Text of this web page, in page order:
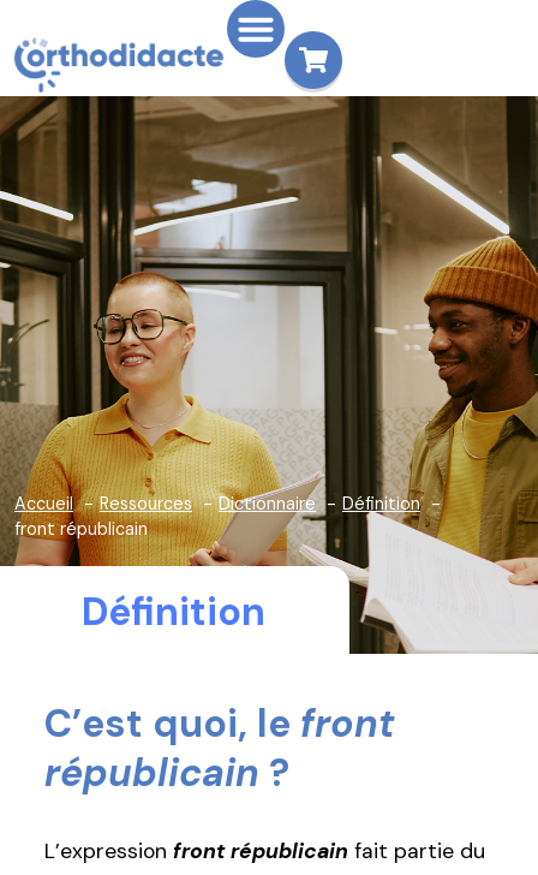
Accueil Ressources Dictionnaire
Définition
front républicain
Définition
C’est quoi, le front
républicain ?
L’expression front républicain fait partie du